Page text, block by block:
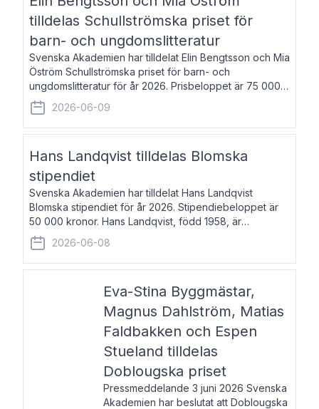
tilldelas Schullströmska priset för
barn- och ungdomslitteratur
Svenska Akademien har tilldelat Elin Bengtsson och Mia
Öström Schullströmska priset för barn- och
ungdomslitteratur för år 2026. Prisbeloppet är 75 000
kronor vardera. Elin Bengtsson, född 1987, är författare
och forskare i genusvetenskap.
2026-06-09
Hans Landqvist tilldelas Blomska
stipendiet
Svenska Akademien har tilldelat Hans Landqvist
Blomska stipendiet för år 2026. Stipendiebeloppet är
50 000 kronor. Hans Landqvist, född 1958, är
professor i svenska vid Göteborgs universitet. Han
disputerade år 2000 på avhandlingen Författn
2026-06-08
Eva-Stina Byggmästar,
Magnus Dahlström, Matias
Faldbakken och Espen
Stueland tilldelas
Doblougska priset
Pressmeddelande 3 juni 2026 Svenska
Akademien har beslutat att Doblougska